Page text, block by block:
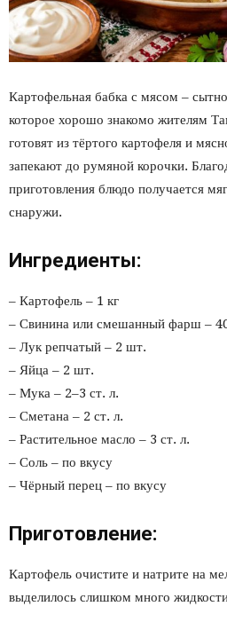
Картофельная бабка с мясом –
которое хорошо знакомо жителям
готовят из тёртого картофеля и
запекают до румяной корочки.
приготовления блюдо получается
снаружи.
Ингредиенты:
– Картофель – 1 кг
– Свинина или смешанный фарш –
– Лук репчатый – 2 шт.
– Яйца – 2 шт.
– Мука – 2–3 ст. л.
– Сметана – 2 ст. л.
– Растительное масло – 3 ст. л.
– Соль – по вкусу
– Чёрный перец – по вкусу
Приготовление:
Картофель очистите и натрите на
выделилось слишком много